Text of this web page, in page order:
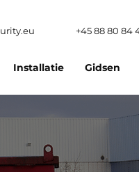
+45 88 80 84
Installatie Gidsen